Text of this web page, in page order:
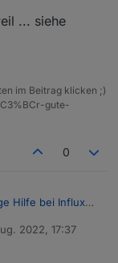
... siehe
im Beitrag klicken ;)
gute-
0
Hilfe bei Influx
2022, 17:37